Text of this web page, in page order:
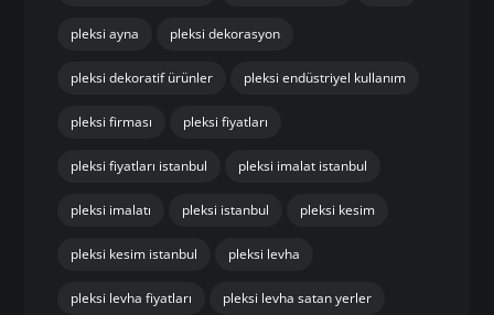
pleksi ayna pleksi dekorasyon
pleksi dekoratif ürünler pleksi endüstriyel kullanım
pleksi firması pleksi fiyatları
pleksi fiyatları istanbul pleksi imalat istanbul
pleksi imalatı pleksi istanbul pleksi kesim
pleksi kesim istanbul pleksi levha
pleksi levha fiyatları pleksi levha satan yerler